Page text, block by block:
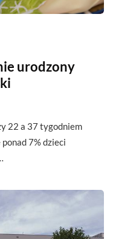
urodzony
22 a 37 tygodniem
7% dzieci